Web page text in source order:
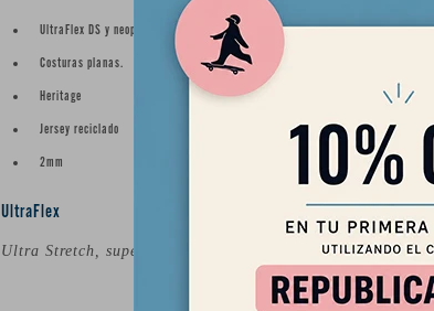
UltraFlex DS y neopreno fluido flexible
Costuras planas.
Heritage
Jersey reciclado
2mm
UltraFlex
Ultra Stretch, super suave y neopreno premium para una